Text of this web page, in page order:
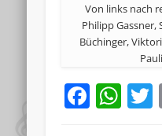
Von links nach
Philipp Gassner,
Büchinger,